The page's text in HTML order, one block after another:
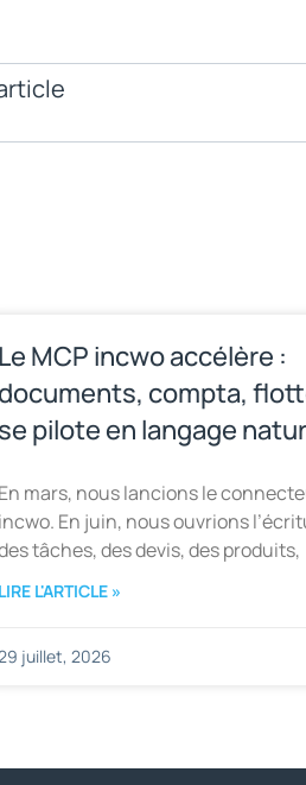
Le MCP incwo accélère :
documents, compta,
se pilote en langage
En mars, nous lancions le
incwo. En juin, nous ouvrions
tâches, des devis, des produits,
LIRE L'ARTICLE »
juillet, 2026